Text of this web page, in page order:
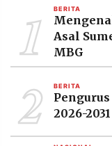
1 BERITA
Asal
MBG
2 BERITA
2026-